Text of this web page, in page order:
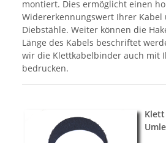
montiert. Dies ermöglicht einen
Widererkennungswert Ihrer
Diebstähle. Weiter können die
Länge des Kabels beschriftet
wir die Klettkabelbinder auch mit
bedrucken.